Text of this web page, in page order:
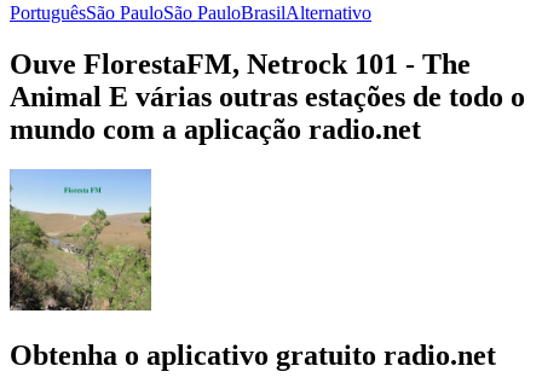
PortuguêsSão PauloSão PauloBrasilAlternativo
Ouve FlorestaFM, Netrock 101 - The
Animal E várias outras estações de todo o
mundo com a aplicação radio.net
Obtenha o aplicativo gratuito radio.net